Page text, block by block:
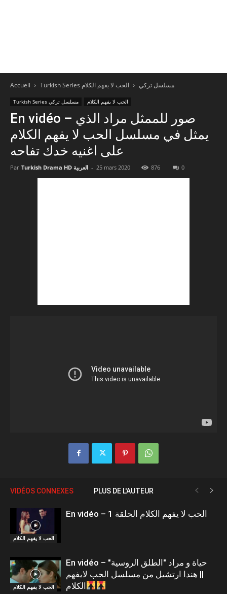
Accueil Turkish Series مسلسل تركي الحب لا يفهم الكلام
Turkish Series مسلسل تركي الحب لا يفهم الكلام
En vidéo – صور للممثل مراد الذي
يمثل في مسلسل الحب لا يفهم الكلام
على اغنيه خدك تفاحه
Par Turkish Drama HD العربية - 25 mars 2020 876 0
VIDÉOS CONNEXES PLUS DE L'AUTEUR
الحب لا يفهم الكلام
En vidéo – الحب لا يفهم الكلام الحلقة 1
الحب لا يفهم الكلام
En vidéo – حياة و مراد "الطلق الروسية"
|| هندا ارتشيل من مسلسل الحب لايفهم
الكلام